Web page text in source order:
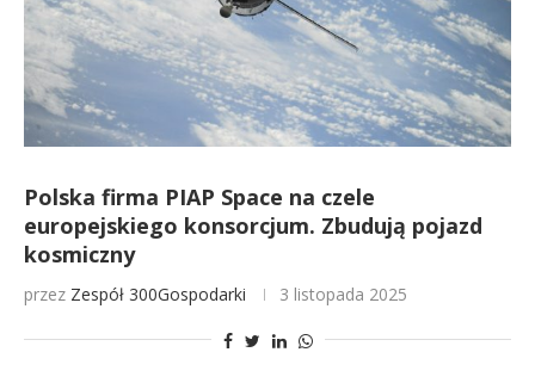
Polska firma PIAP Space na czele
europejskiego konsorcjum. Zbudują pojazd
kosmiczny
przez Zespół 300Gospodarki 3 listopada 2025